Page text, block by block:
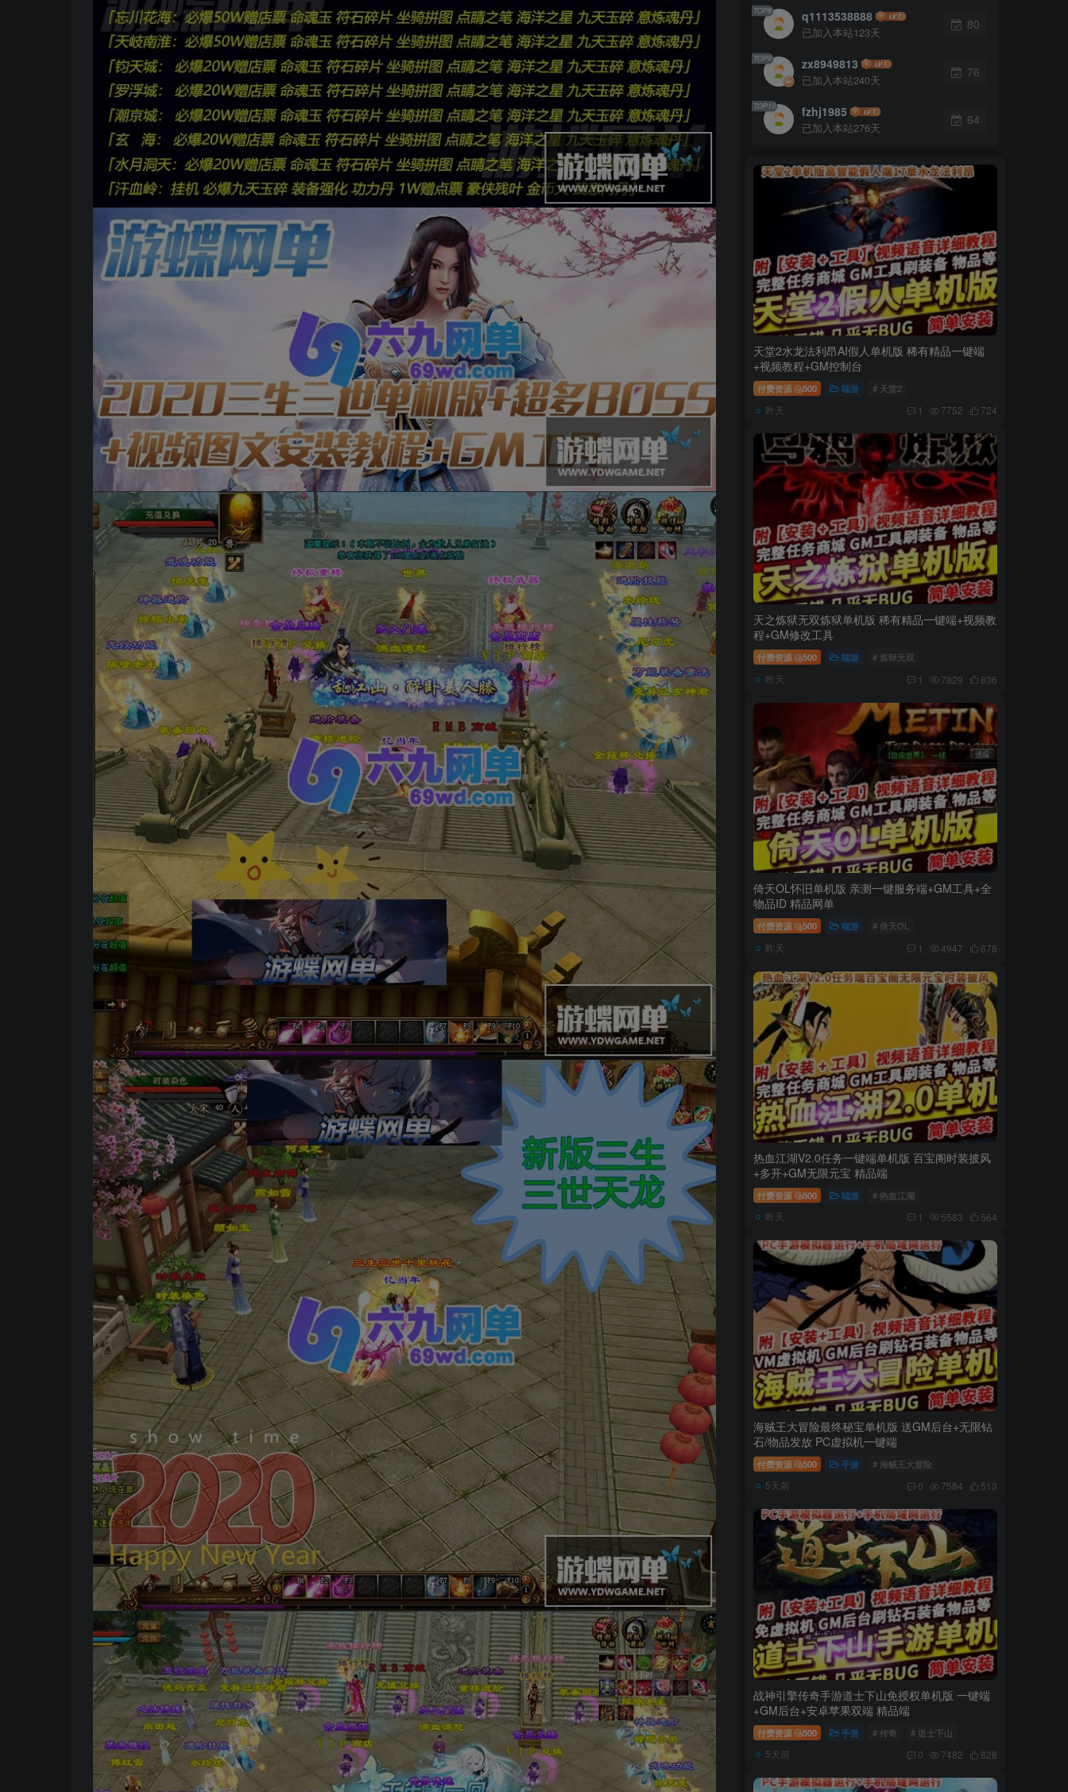
TOP8 q1113538888
已加入本站123天
80
TOP9 zx8949813
已加入本站240天
76
TOP10 fzhj1985
已加入本站276天
64
天堂2水龙法利昂AI假人单机版 稀有精品一键端
+视频教程+GM控制台
付费资源 500 端游 # 天堂2
昨天 1 7752 724
天之炼狱无双炼狱单机版 稀有精品一键端+视频教
程+GM修改工具
付费资源 500 端游 # 炼狱无双
昨天 1 7829 836
倚天OL怀旧单机版 亲测一键服务端+GM工具+全
物品ID 精品网单
付费资源 500 端游 # 倚天OL
昨天 1 4947 678
热血江湖V2.0任务一键端单机版 百宝阁时装披风
+多开+GM无限元宝 精品端
付费资源 500 端游 # 热血江湖
昨天 1 5583 564
海贼王大冒险最终秘宝单机版 送GM后台+无限钻
石/物品发放 PC虚拟机一键端
付费资源 500 手游 # 海贼王大冒险
5天前 0 7584 513
战神引擎传奇手游道士下山免授权单机版 一键端
+GM后台+安卓苹果双端 精品端
付费资源 500 手游 # 传奇 # 道士下山
5天前 0 7482 828